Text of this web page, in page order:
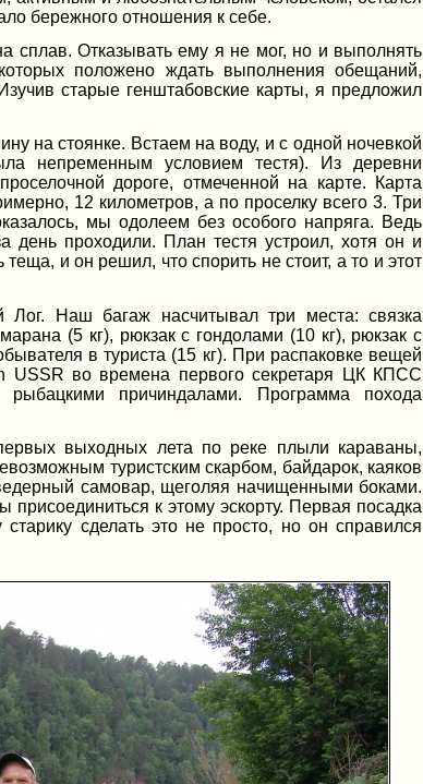
бережного отношения к себе.
сплав. Отказывать ему я не мог, но и выполнять
положено ждать выполнения обещаний,
старые генштабовские карты, я предложил
на стоянке. Встаем на воду, и с одной ночевкой
непременным условием тестя). Из деревни
дороге, отмеченной на карте. Карта
12 километров, а по проселку всего 3. Три
мы одолеем без особого напряга. Ведь
проходили. План тестя устроил, хотя он и
и он решил, что спорить не стоит, а то и этот
Наш багаж насчитывал три места: связка
(5 кг), рюкзак с гондолами (10 кг), рюкзак с
в туриста (15 кг). При распаковке вещей
USSR во времена первого секретаря ЦК КПСС
причиндалами. Программа похода
выходных лета по реке плыли караваны,
туристским скарбом, байдарок, каяков
самовар, щеголяя начищенными боками.
к этому эскорту. Первая посадка
сделать это не просто, но он справился